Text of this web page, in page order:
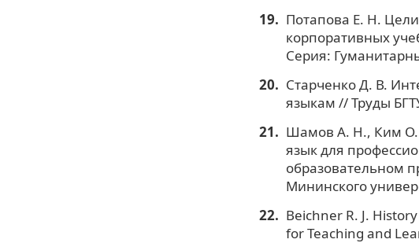
Потапова Е. Н.
корпоративных
Серия:
Старченко Д. В.
языкам // Труды
Шамов А. Н., Ким О.
язык для
образовательном
Мининского
Beichner R. J.
for Teaching and